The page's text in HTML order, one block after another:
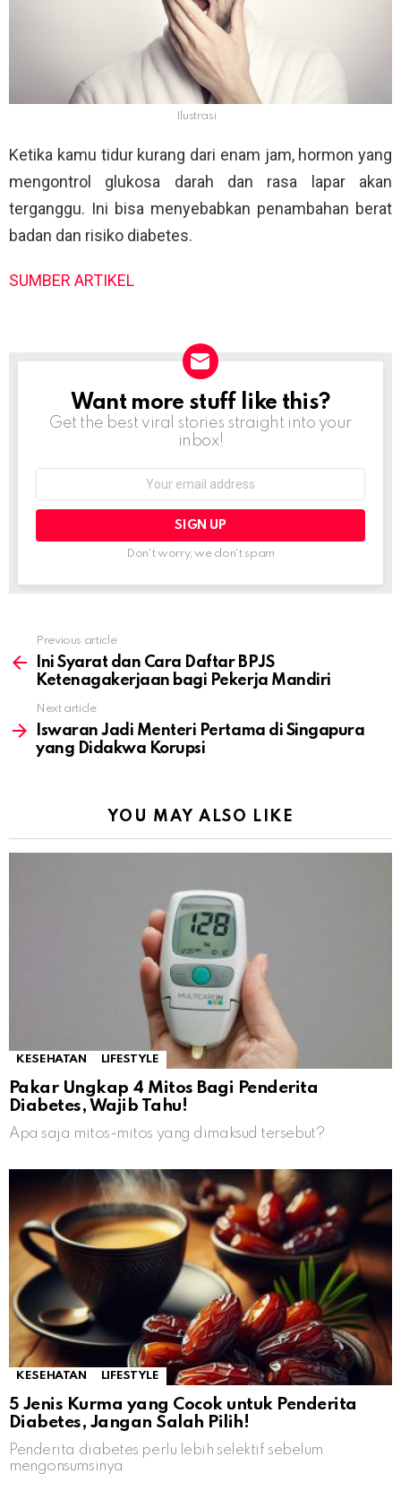
Ilustrasi
Ketika kamu tidur kurang dari enam jam, hormon yang
mengontrol glukosa darah dan rasa lapar akan
terganggu. Ini bisa menyebabkan penambahan berat
badan dan risiko diabetes.
SUMBER ARTIKEL
NEWSLETTER
Want more stuff like this?
Get the best viral stories straight into your
inbox!
Don't worry, we don't spam
more
Previous article
Ini Syarat dan Cara Daftar BPJS
Ketenagakerjaan bagi Pekerja Mandiri
Next article
Iswaran Jadi Menteri Pertama di Singapura
yang Didakwa Korupsi
YOU MAY ALSO LIKE
KESEHATAN LIFESTYLE
Pakar Ungkap 4 Mitos Bagi Penderita
Diabetes, Wajib Tahu!
Apa saja mitos-mitos yang dimaksud tersebut?
KESEHATAN LIFESTYLE
5 Jenis Kurma yang Cocok untuk Penderita
Diabetes, Jangan Salah Pilih!
Penderita diabetes perlu lebih selektif sebelum
mengonsumsinya